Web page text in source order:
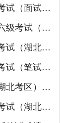
湖北省2023年下半年中小学教师资格考试（面试）报名通告
关于2023年下半年全国大学英语四、六级考试（湖北考区）考生报名的紧急提醒
2023年下半年全国大学英语四、六级考试（湖北考区）报名须知
湖北省2023年下半年中小学教师资格考试（笔试）报名通告
2023年下半年全国计算机等级考试（湖北考区）报名须知
2023年上半年全国大学英语四、六级考试（湖北考区）考前温馨提示